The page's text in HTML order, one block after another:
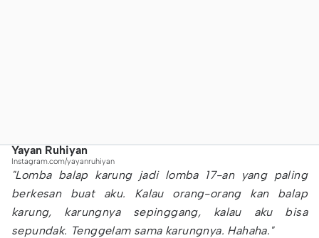
Yayan Ruhiyan
Instagram.com/yayanruhiyan
"Lomba balap karung jadi lomba 17-an yang paling
berkesan buat aku. Kalau orang-orang kan balap
karung, karungnya sepinggang, kalau aku bisa
sepundak. Tenggelam sama karungnya. Hahaha."